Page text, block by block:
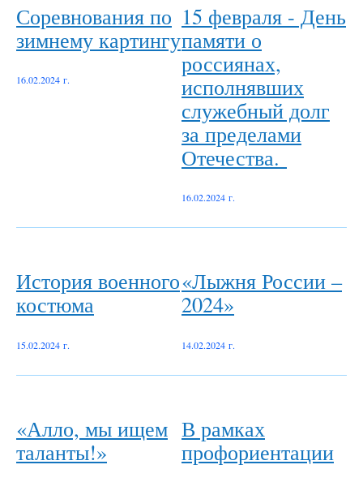
Соревнования по
зимнему картингу
16.02.2024 г.
15 февраля - День
памяти о
россиянах,
исполнявших
служебный долг
за пределами
Отечества.
16.02.2024 г.
История военного
костюма
15.02.2024 г.
«Лыжня России –
2024»
14.02.2024 г.
«Алло, мы ищем
таланты!»
В рамках
профориентации